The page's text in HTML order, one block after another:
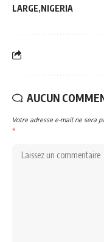
LARGE NIGERIA
AUCUN
Votre adresse e-mail ne sera
*